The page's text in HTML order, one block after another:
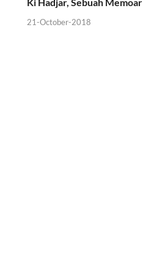
21-October-2018